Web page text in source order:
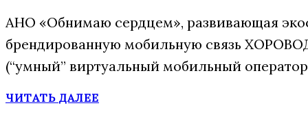
АНО «Обнимаю сердцем», развивающая
брендированную мобильную связь
(“умный” виртуальный мобильный
ЧИТАТЬ ДАЛЕЕ